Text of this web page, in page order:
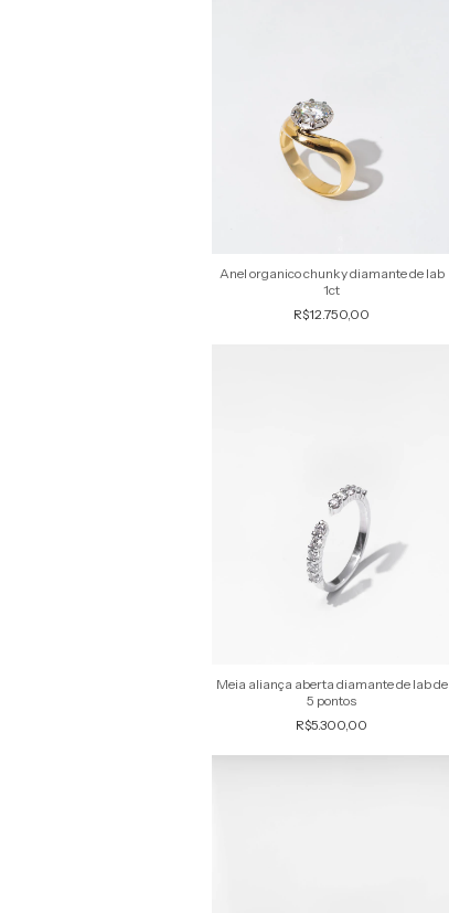
Anel organico chunky diamante de lab
1ct
R$12.750,00
Meia aliança aberta diamante de lab de
5 pontos
R$5.300,00